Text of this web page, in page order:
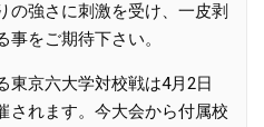
の強さに刺激を受け、一皮剥
をご期待下さい。
東京六大学対校戦は4月2日
されます。今大会から付属校